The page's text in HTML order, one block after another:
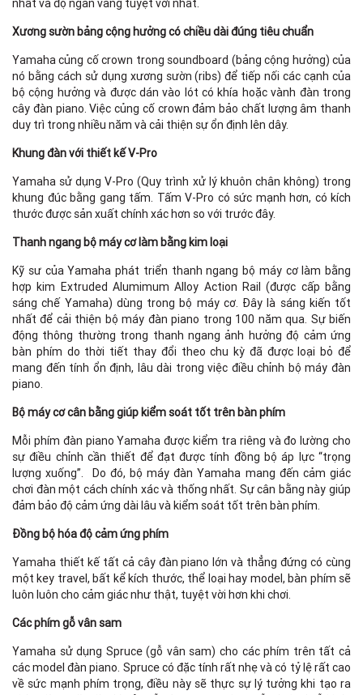
nhất và độ ngân vang tuyệt vời nhất.
Xương sườn bảng cộng hưởng có chiều dài đúng tiêu chuẩn
Yamaha củng cố crown trong soundboard (bảng cộng hưởng) của
nó bằng cách sử dụng xương sườn (ribs) để tiếp nối các cạnh của
bộ cộng hưởng và được dán vào lót có khía hoặc vành đàn trong
cây đàn piano. Việc củng cố crown đảm bảo chất lượng âm thanh
duy trì trong nhiều năm và cải thiện sự ổn định lên dây.
Khung đàn với thiết kế V-Pro
Yamaha sử dụng V-Pro (Quy trình xử lý khuôn chân không) trong
khung đúc bằng gang tấm. Tấm V-Pro có sức mạnh hơn, có kích
thước được sản xuất chính xác hơn so với trước đây.
Thanh ngang bộ máy cơ làm bằng kim loại
Kỹ sư của Yamaha phát triển thanh ngang bộ máy cơ làm bằng
hợp kim Extruded Alumimum Alloy Action Rail (được cấp bằng
sáng chế Yamaha) dùng trong bộ máy cơ. Đây là sáng kiến ​​tốt
nhất để cải thiện bộ máy đàn piano trong 100 năm qua. Sự biến
động thông thường trong thanh ngang ảnh hưởng độ cảm ứng
bàn phím do thời tiết thay đổi theo chu kỳ đã được loại bỏ để
mang đến tính ổn định, lâu dài trong việc điều chỉnh bộ máy đàn
piano.
Bộ máy cơ cân bằng giúp kiểm soát tốt trên bàn phím
Mỗi phím đàn piano Yamaha được kiểm tra riêng và đo lường cho
sự điều chỉnh cần thiết để đạt được tính đồng bộ áp lực “trọng
lượng xuống”. Do đó, bộ máy đàn Yamaha mang đến cảm giác
chơi đàn một cách chính xác và thống nhất. Sự cân bằng này giúp
đảm bảo độ cảm ứng dài lâu và kiểm soát tốt trên bàn phím.
Đồng bộ hóa độ cảm ứng phím
Yamaha thiết kế tất cả cây đàn piano lớn và thẳng đứng có cùng
một key travel, bất kể kích thước, thể loại hay model, bàn phím sẽ
luôn luôn cho cảm giác như thật, tuyệt vời hơn khi chơi.
Các phím gỗ vân sam
Yamaha sử dụng Spruce (gỗ vân sam) cho các phím trên tất cả
các model đàn piano. Spruce có đặc tính rất nhẹ và có tỷ lệ rất cao
về sức mạnh phím trọng, điều này sẽ thực sự lý tưởng khi tạo ra